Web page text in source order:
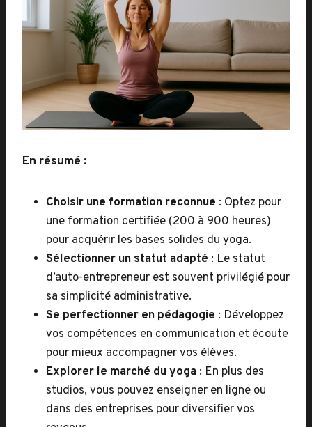
En résumé :
Choisir une formation reconnue : Optez pour
une formation certifiée (200 à 900 heures)
pour acquérir les bases solides du yoga.
Sélectionner un statut adapté : Le statut
d’auto-entrepreneur est souvent privilégié pour
sa simplicité administrative.
Se perfectionner en pédagogie : Développez
vos compétences en communication et écoute
pour mieux accompagner vos élèves.
Explorer le marché du yoga : En plus des
studios, vous pouvez enseigner en ligne ou
dans des entreprises pour diversifier vos